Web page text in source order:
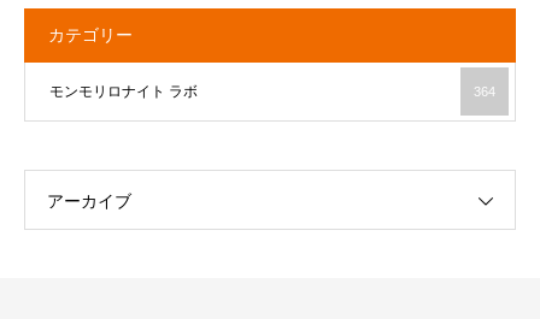
カテゴリー
モンモリロナイト ラボ 364
アーカイブ